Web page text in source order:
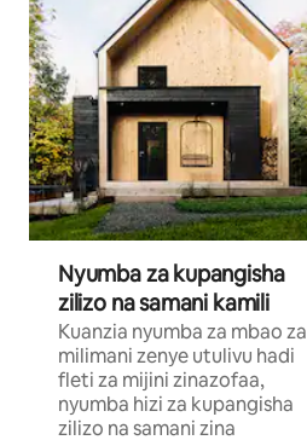
Nyumba za kupangisha
zilizo na samani kamili
Kuanzia nyumba za mbao za
milimani zenye utulivu hadi
fleti za mijini zinazofaa,
nyumba hizi za kupangisha
zilizo na samani zina